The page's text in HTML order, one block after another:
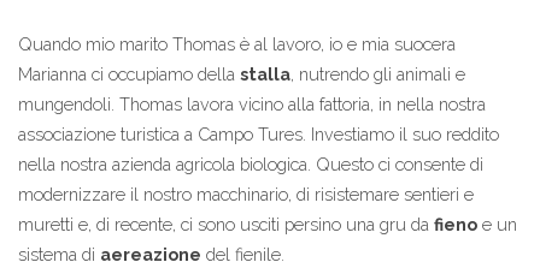
Quando mio marito Thomas è al lavoro, io e mia suocera
Marianna ci occupiamo della stalla , nutrendo gli animali e
mungendoli. Thomas lavora vicino alla fattoria, in nella nostra
associazione turistica a Campo Tures. Investiamo il suo reddito
nella nostra azienda agricola biologica. Questo ci consente di
modernizzare il nostro macchinario, di risistemare sentieri e
muretti e, di recente, ci sono usciti persino una gru da fieno e un
sistema di aereazione del fienile.